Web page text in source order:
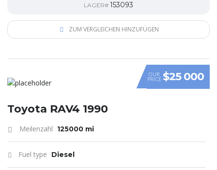
LAGER# 153093
ZUM VERGLEICHEN HINZUFÜGEN
OUR
PRICE $25 000
Toyota RAV4 1990
Meilenzahl 125000 mi
Fuel type Diesel